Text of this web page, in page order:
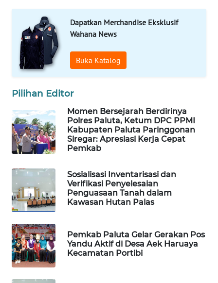
Dapatkan Merchandise Eksklusif
Wahana News
Buka Katalog
Pilihan Editor
Momen Bersejarah Berdirinya
Polres Paluta, Ketum DPC PPMI
Kabupaten Paluta Paringgonan
Siregar: Apresiasi Kerja Cepat
Pemkab
Sosialisasi Inventarisasi dan
Verifikasi Penyelesaian
Penguasaan Tanah dalam
Kawasan Hutan Palas
Pemkab Paluta Gelar Gerakan Pos
Yandu Aktif di Desa Aek Haruaya
Kecamatan Portibi
ALPERKLINAS
FORJASIDA
TAMBANG
NEWS
SITUNGIR
NEWS
SIDIKALANG
SIBARAGAS
NEWS
SIANTAR
NEWS
METRO
MEDAN